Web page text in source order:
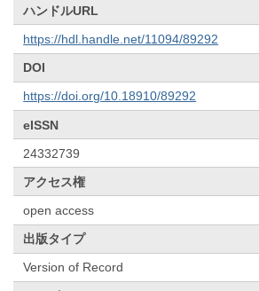
ハンドルURL
https://hdl.handle.net/11094/89292
DOI
https://doi.org/10.18910/89292
eISSN
24332739
アクセス権
open access
出版タイプ
Version of Record